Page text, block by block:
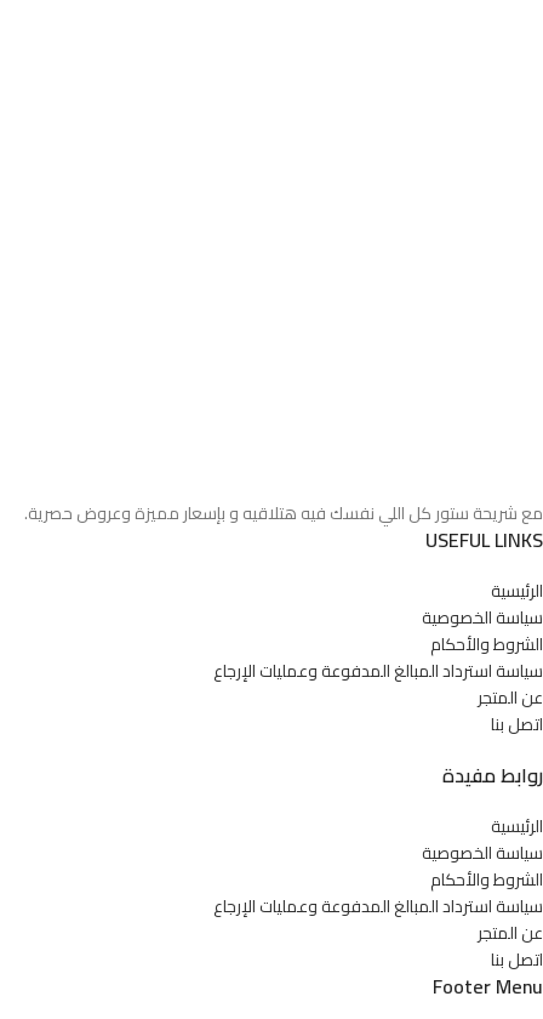
مع شريحة ستور كل اللي نفسك فيه هتلاقيه و بإسعار مميزة وعروض حصرية.
USEFUL LINKS
الرئيسية
سياسة الخصوصية
الشروط والأحكام
سياسة استرداد المبالغ المدفوعة وعمليات الإرجاع
عن المتجر
اتصل بنا
روابط مفيدة
الرئيسية
سياسة الخصوصية
الشروط والأحكام
سياسة استرداد المبالغ المدفوعة وعمليات الإرجاع
عن المتجر
اتصل بنا
Footer Menu